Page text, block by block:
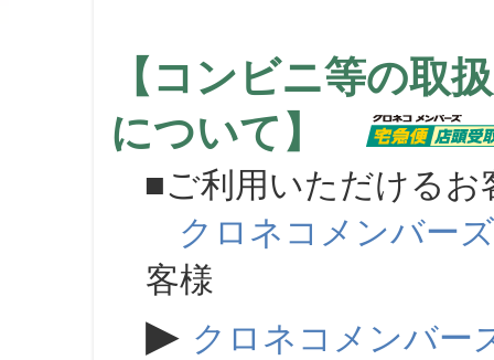
【コンビニ等の取
について】
■ご利用いただけるお
クロネコメンバーズ
客様
▶ クロネコメンバー